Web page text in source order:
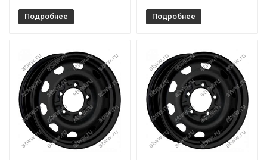
Подробнее Подробнее